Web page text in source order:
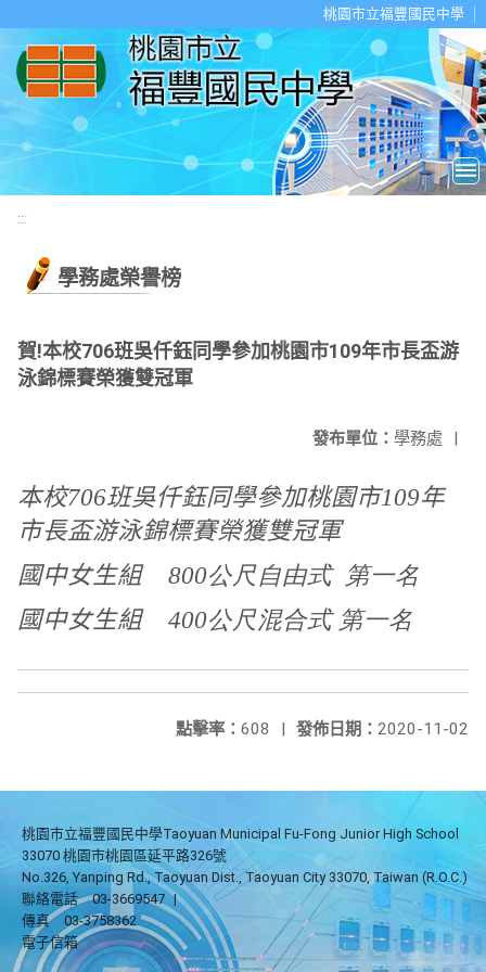
桃園市立福豐國民中學
:::
學務處榮譽榜
賀!本校706班吳仟鈺同學參加桃園市109年市長盃游
泳錦標賽榮獲雙冠軍
發布單位： 學務處 |
本校706班吳仟鈺同學參加桃園市109年
市長盃游泳錦標賽榮獲雙冠軍
國中女生組 800公尺自由式 第一名
國中女生組 400公尺混合式 第一名
發佈日期： 2020-11-02
點擊率： 608 |
桃園市立福豐國民中學Taoyuan Municipal Fu-Fong Junior High School
33070 桃園市桃園區延平路326號
No.326, Yanping Rd., Taoyuan Dist., Taoyuan City 33070, Taiwan (R.O.C.)
聯絡電話
03-3669547 |
傳真
03-3758362
電子信箱